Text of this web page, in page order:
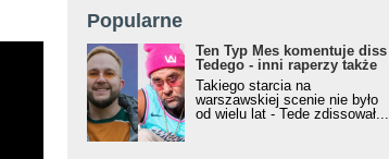
Popularne
Ten Typ Mes komentuje diss
Tedego - inni raperzy także
Takiego starcia na
warszawskiej scenie nie było
od wielu lat - Tede zdissował...